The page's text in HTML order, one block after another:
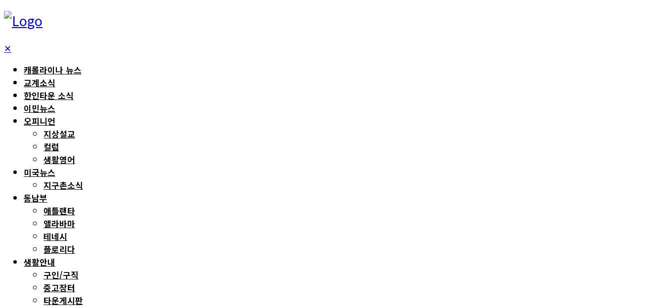
✕
캐롤라이나 뉴스
교계소식
한인타운 소식
이민뉴스
오피니언
지상설교
컬럼
생활영어
미국뉴스
지구촌소식
동남부
애틀랜타
앨라바마
테네시
플로리다
생활안내
구인/구직
중고장터
타운게시판